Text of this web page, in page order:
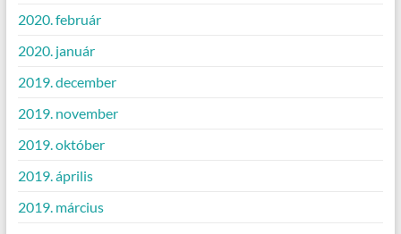
2020. február
2020. január
2019. december
2019. november
2019. október
2019. április
2019. március